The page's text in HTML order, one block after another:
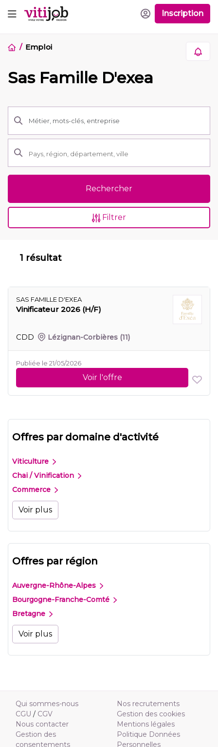
Inscription
Emploi
Sas Famille D'exea
Rechercher
Filtrer
1 résultat
SAS FAMILLE D'EXEA
Vinificateur 2026 (H/F)
CDD Lézignan-Corbières (11)
Publiée le 21/05/2026
Voir l'offre
Offres par domaine d'activité
Viticulture
Chai / Vinification
Commerce
Voir plus
Offres par région
Auvergne-Rhône-Alpes
Bourgogne-Franche-Comté
Bretagne
Voir plus
Qui sommes-nous
CGU / CGV
Nous contacter
Gestion des
consentements
Nos recrutements
Gestion des cookies
Mentions légales
Politique Données
Personnelles